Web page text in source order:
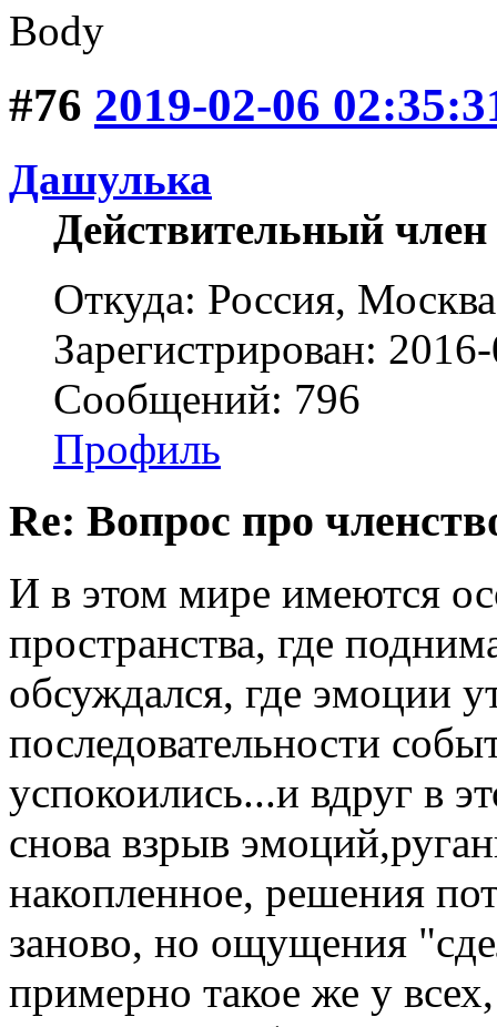
Body
#76 2019-02-06
Дашулька
Действительный член
Откуда: Россия, Москва
Зарегистрирован:
Сообщений: 796
Профиль
Re: Вопрос про
И в этом мире имеются
пространства, где
обсуждался, где эмоции
последовательности
успокоились...и вдруг в
снова взрыв
накопленное, решения
заново, но ощущения
примерно такое же у